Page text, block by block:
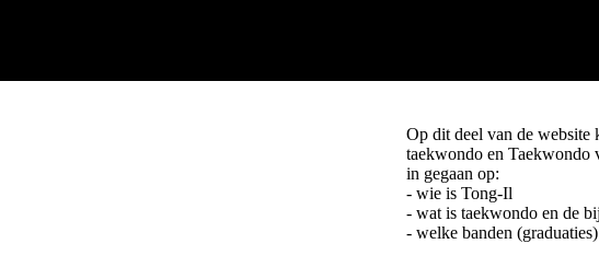
Op dit deel van de website
taekwondo en Taekwondo
in gegaan op:
- wie is Tong-Il
- wat is taekwondo en de
- welke banden